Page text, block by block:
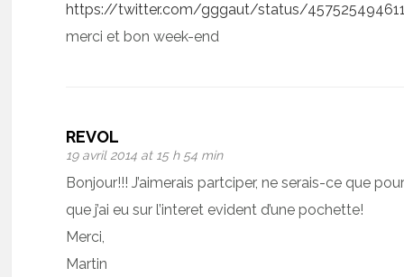
https://twitter.com/gggaut/status/
merci et bon week-end
REVOL
19 avril 2014 at 15 h 54 min
Bonjour!!! J’aimerais partciper, ne serais-ce que
que j’ai eu sur l’interet evident d’une pochette!
Merci,
Martin